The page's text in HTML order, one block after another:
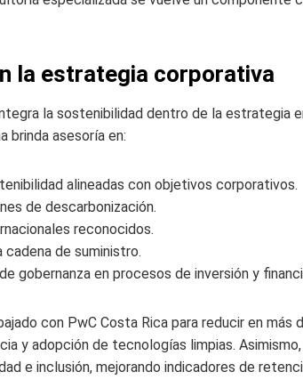
la estrategia corporativa
la sostenibilidad dentro de la estrategia
brinda asesoría en:
alineadas con objetivos corporativos.
de descarbonización.
reconocidos.
de suministro.
gobernanza en procesos de inversión y
con PwC Costa Rica para reducir en más
y adopción de tecnologías limpias.
e inclusión, mejorando indicadores de